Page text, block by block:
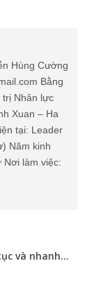
Hùng Cường
Bằng
trị Nhân lực
Xuan – Ha
tại: Leader
Năm kinh
Nơi làm việc:
và nhanh...